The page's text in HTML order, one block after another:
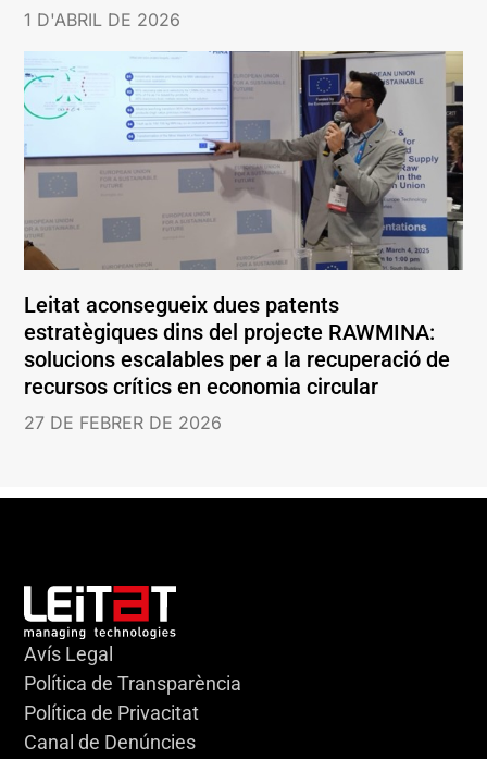
1 D'ABRIL DE 2026
Leitat aconsegueix dues patents
estratègiques dins del projecte RAWMINA:
solucions escalables per a la recuperació de
recursos crítics en economia circular
27 DE FEBRER DE 2026
Avís Legal
Política de Transparència
Política de Privacitat
Canal de Denúncies